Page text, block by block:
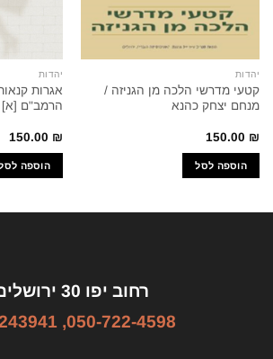
יהדות
קטעי מדרשי הלכה מן הגניזה /
מנחם יצחק כהנא
150.00 ₪
הוספה לסל
יהדות
אגרות
הרמב"ם [א]
150.00 ₪
הוספה
רחוב יפו 30 ירושלים
050-722-4598
,